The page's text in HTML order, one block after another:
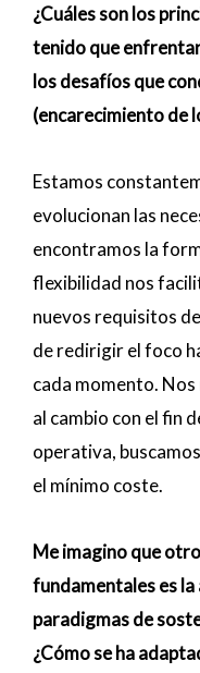
¿Cuáles son los
tenido que
los desafíos que
(encarecimiento de
Estamos
evolucionan las
encontramos la
flexibilidad nos
nuevos requisitos
de redirigir el foco
cada momento.
al cambio con el fin
operativa,
el mínimo coste.
Me imagino que
fundamentales es
paradigmas de
¿Cómo se ha